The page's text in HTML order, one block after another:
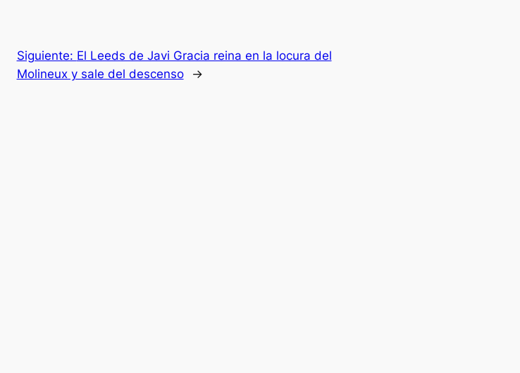
Siguiente: El Leeds de Javi Gracia reina en la locura del
Molineux y sale del descenso
→